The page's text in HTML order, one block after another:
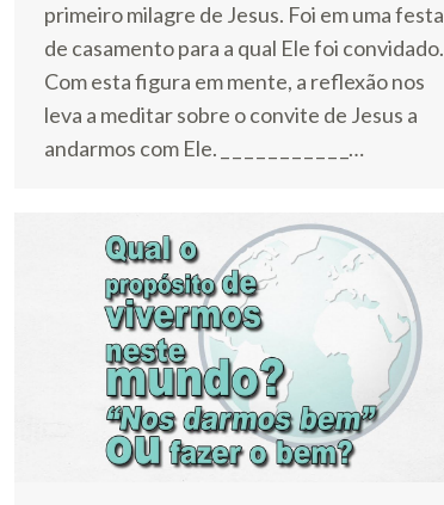
primeiro milagre de Jesus. Foi em uma festa
de casamento para a qual Ele foi convidado.
Com esta figura em mente, a reflexão nos
leva a meditar sobre o convite de Jesus a
andarmos com Ele. _ _ _ _ _ _ _ _ _ _ _…